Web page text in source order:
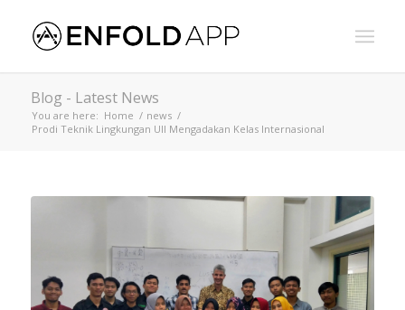
Blog - Latest News
You are here: Home / news /
Prodi Teknik Lingkungan UII Mengadakan Kelas Internasional